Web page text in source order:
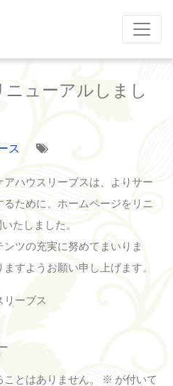
ューアルしまし
ス
ハウスリーブスは、よりサー
ために、ホームページをリニ
たしました。
ツの充実に努めてまいりま
すようお願い申し上げます。
リーブス
とはありません。 ※ が付いて